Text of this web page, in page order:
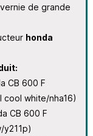
de grande
honda
CB 600 F
cool white/nha16)
CB 600 F
y211p)